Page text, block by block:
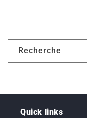
Recherche
Quick links